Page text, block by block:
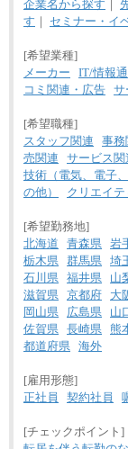
企業名から探す ｜
す ｜ セミナー・イ
[希望業種]
メーカー
IT/情報
コミ関連・広告 サ
[希望職種]
スタッフ関連
事務
売関連
サービス関
技術（電気、電子
の他）
クリエイ
[希望勤務地]
北海道
青森県 岩
栃木県
群馬県 埼
石川県
福井県 山
滋賀県
京都府 大
岡山県
広島県 山
佐賀県
長崎県 熊
都道府県
海外
[雇用形態]
正社員
契約社員
[チェックポイント]